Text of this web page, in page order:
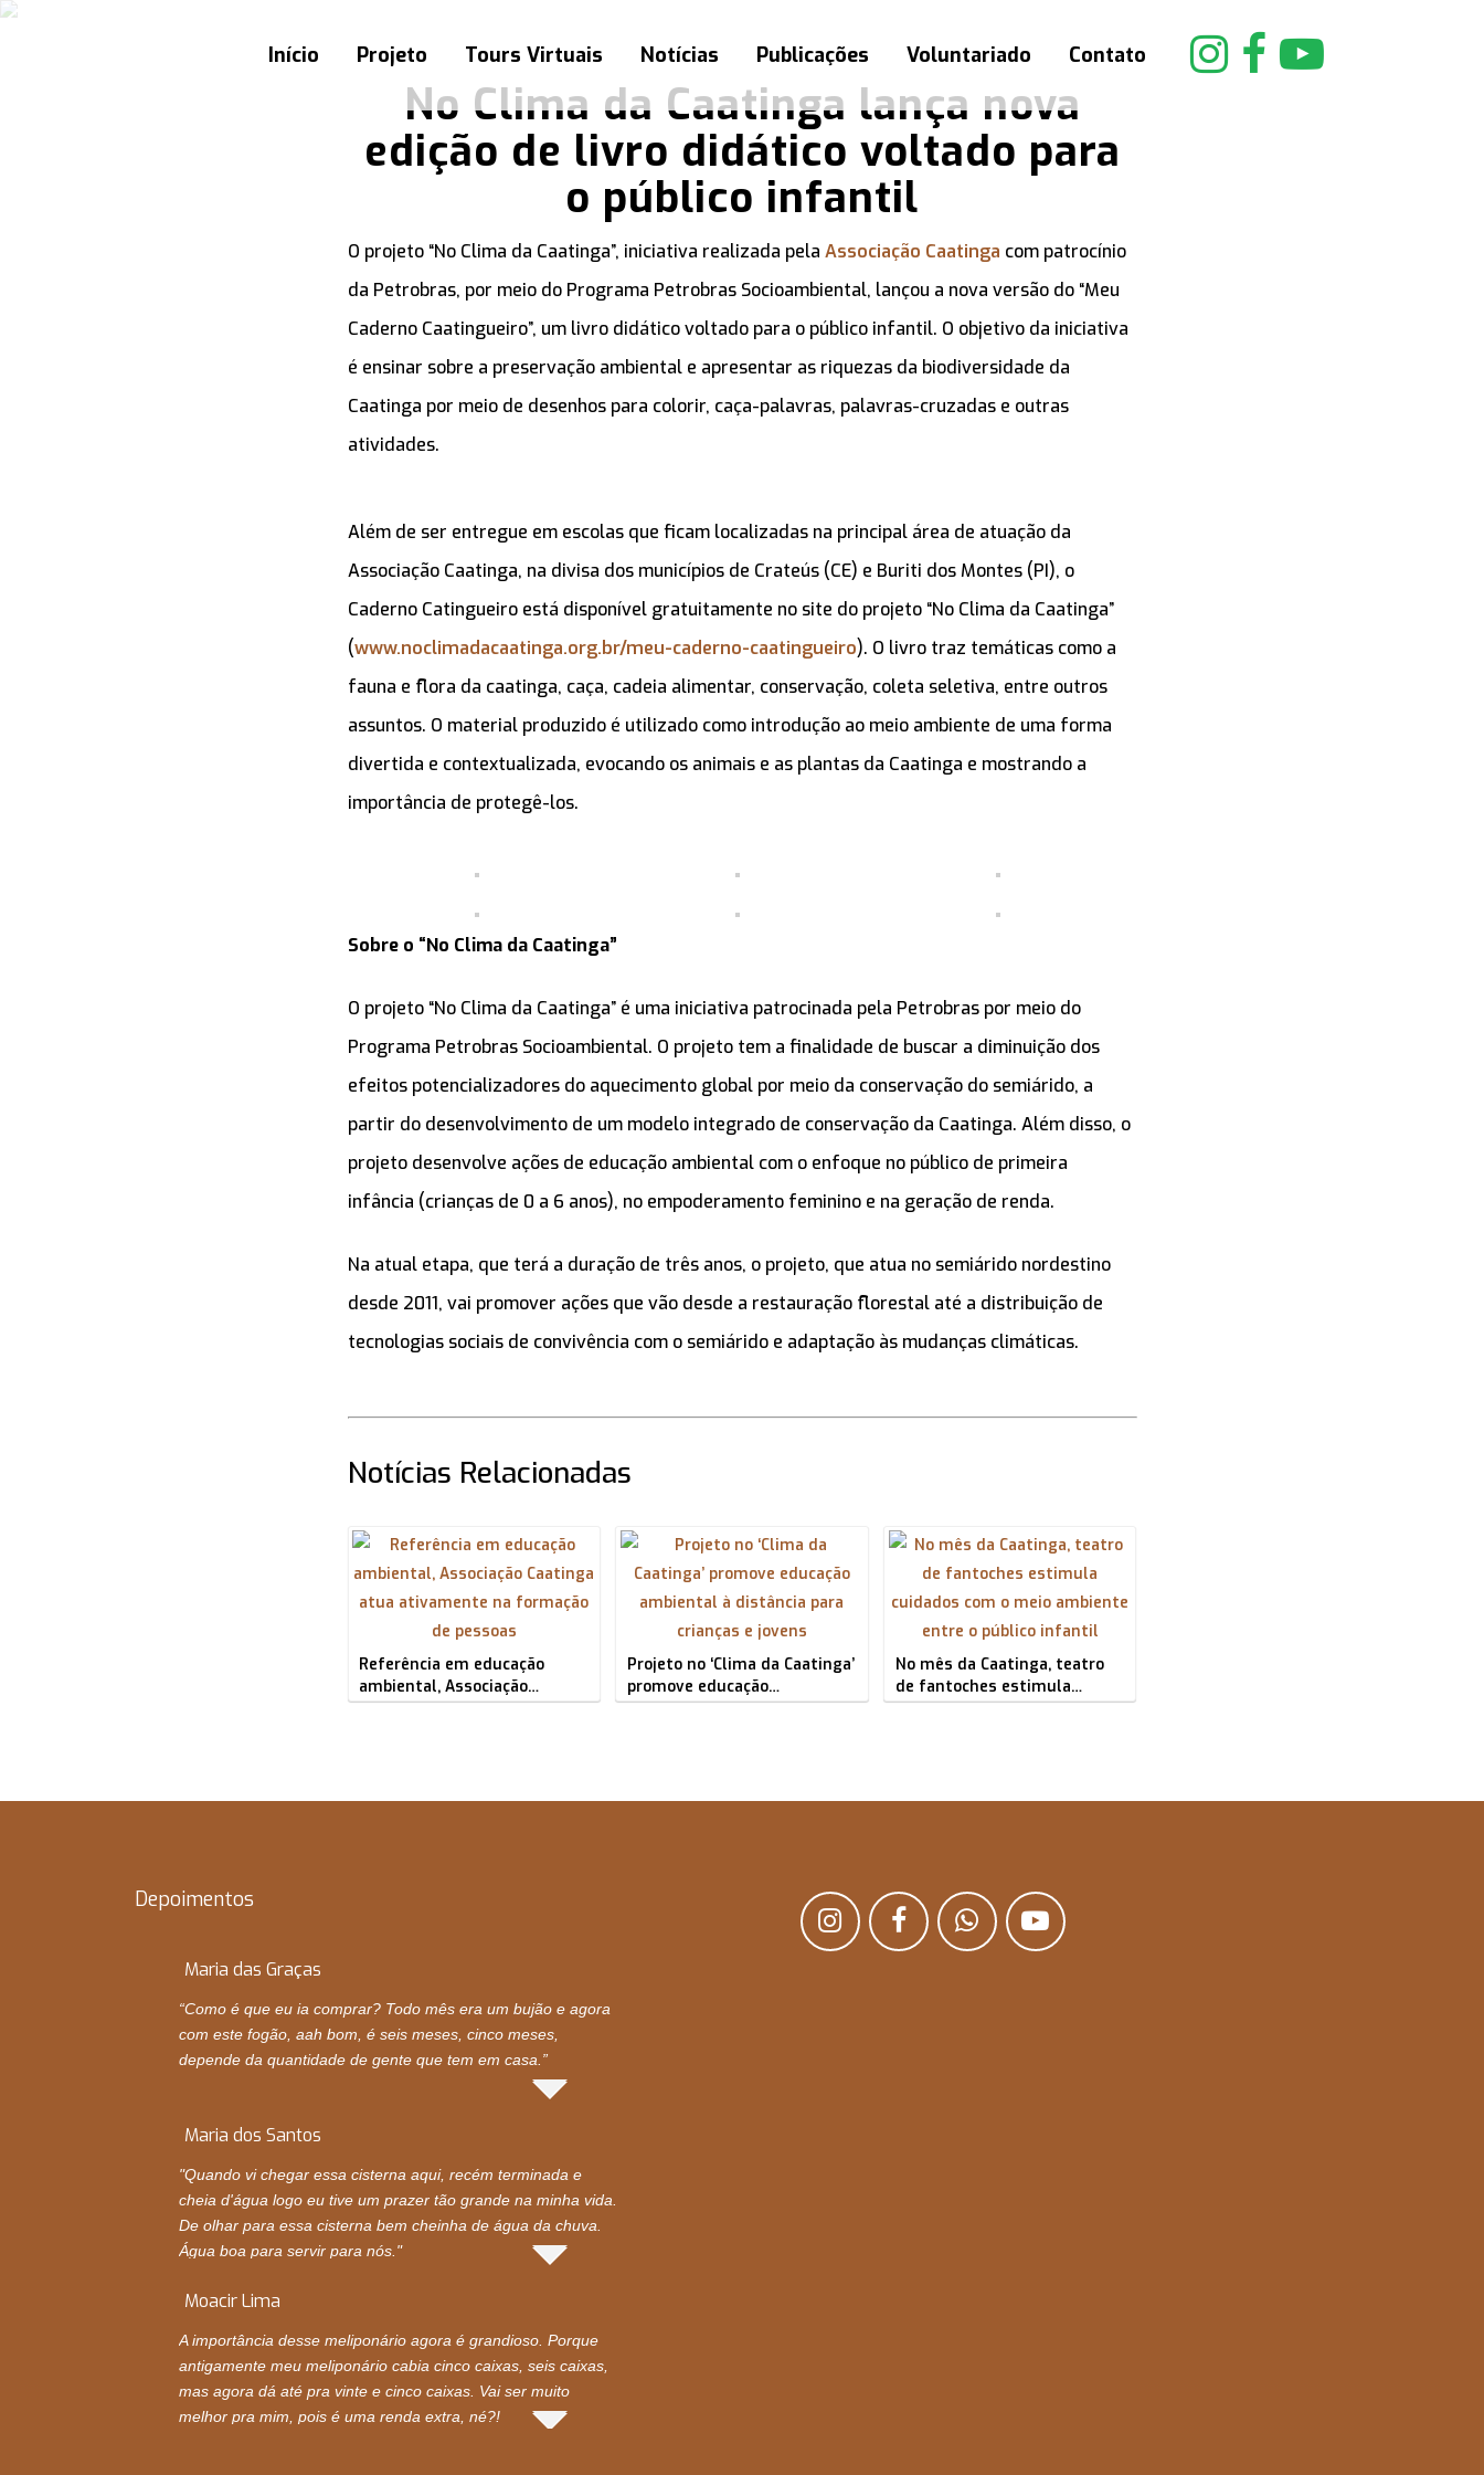
Início Projeto Tours Virtuais Notícias Publicações Voluntariado Contato
No Clima da Caatinga lança nova
edição de livro didático voltado para
o público infantil
O projeto “No Clima da Caatinga”, iniciativa realizada pela Associação Caatinga com patrocínio
da Petrobras, por meio do Programa Petrobras Socioambiental, lançou a nova versão do “Meu
Caderno Caatingueiro”, um livro didático voltado para o público infantil. O objetivo da iniciativa
é ensinar sobre a preservação ambiental e apresentar as riquezas da biodiversidade da
Caatinga por meio de desenhos para colorir, caça-palavras, palavras-cruzadas e outras
atividades.
Além de ser entregue em escolas que ficam localizadas na principal área de atuação da
Associação Caatinga, na divisa dos municípios de Crateús (CE) e Buriti dos Montes (PI), o
Caderno Catingueiro está disponível gratuitamente no site do projeto “No Clima da Caatinga”
(www.noclimadacaatinga.org.br/meu-caderno-caatingueiro). O livro traz temáticas como a
fauna e flora da caatinga, caça, cadeia alimentar, conservação, coleta seletiva, entre outros
assuntos. O material produzido é utilizado como introdução ao meio ambiente de uma forma
divertida e contextualizada, evocando os animais e as plantas da Caatinga e mostrando a
importância de protegê-los.
Sobre o “No Clima da Caatinga”
O projeto “No Clima da Caatinga” é uma iniciativa patrocinada pela Petrobras por meio do
Programa Petrobras Socioambiental. O projeto tem a finalidade de buscar a diminuição dos
efeitos potencializadores do aquecimento global por meio da conservação do semiárido, a
partir do desenvolvimento de um modelo integrado de conservação da Caatinga. Além disso, o
projeto desenvolve ações de educação ambiental com o enfoque no público de primeira
infância (crianças de 0 a 6 anos), no empoderamento feminino e na geração de renda.
Na atual etapa, que terá a duração de três anos, o projeto, que atua no semiárido nordestino
desde 2011, vai promover ações que vão desde a restauração florestal até a distribuição de
tecnologias sociais de convivência com o semiárido e adaptação às mudanças climáticas.
Notícias Relacionadas
Referência em educação
ambiental, Associação…
Projeto no ‘Clima da Caatinga’
promove educação…
No mês da Caatinga, teatro
de fantoches estimula…
Depoimentos
Maria das Graças
“Como é que eu ia comprar? Todo mês era um bujão e agora
com este fogão, aah bom, é seis meses, cinco meses,
depende da quantidade de gente que tem em casa.”
Maria dos Santos
"Quando vi chegar essa cisterna aqui, recém terminada e
cheia d'água logo eu tive um prazer tão grande na minha vida.
De olhar para essa cisterna bem cheinha de água da chuva.
Água boa para servir para nós."
Moacir Lima
A importância desse meliponário agora é grandioso. Porque
antigamente meu meliponário cabia cinco caixas, seis caixas,
mas agora dá até pra vinte e cinco caixas. Vai ser muito
melhor pra mim, pois é uma renda extra, né?!